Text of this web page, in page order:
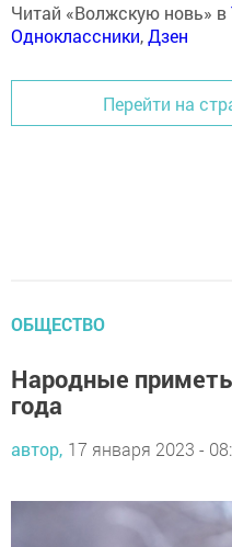
Читай «Волжскую новь» в
Одноклассники,Дзен
Перейти на
ОБЩЕСТВО
Народные
года
автор, 17 января 2023 -